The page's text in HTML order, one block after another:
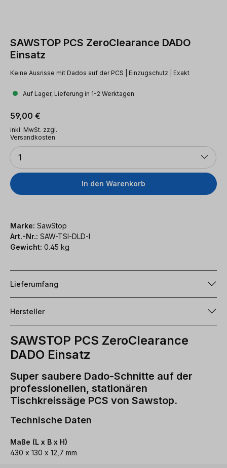
SAWSTOP PCS ZeroClearance DADO
Einsatz
Keine Ausrisse mit Dados auf der PCS | Einzugschutz | Exakt
Auf Lager, Lieferung in 1-2 Werktagen
Regulärer Preis:
59,00 €
inkl. MwSt. zzgl.
Versandkosten
Anzahl
1
In den Warenkorb
Marke: SawStop
Art.-Nr.: SAW-TSI-DLD-I
Gewicht: 0.45 kg
Lieferumfang
Hersteller
SAWSTOP PCS ZeroClearance
DADO Einsatz
Super saubere Dado-Schnitte auf der
professionellen, stationären
Tischkreissäge PCS von Sawstop.
Technische Daten
Maße (L x B x H)
430 x 130 x 12,7 mm